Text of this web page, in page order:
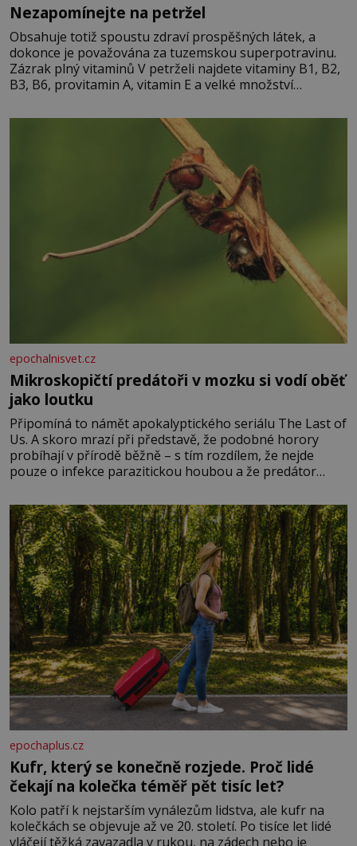
Nezapomínejte na petržel
Obsahuje totiž spoustu zdraví prospěšných látek, a
dokonce je považována za tuzemskou superpotravinu.
Zázrak plný vitaminů V petrželi najdete vitaminy B1, B2,
B3, B6, provitamin A, vitamin E a velké množství
pomeranč, v kořeni je také, ale je ho desetkrát méně), a
epochalnisvet.cz
Mikroskopičtí predátoři v mozku si vodí oběť
jako loutku
Připomíná to námět apokalyptického seriálu The Last of
Us. A skoro mrazí při představě, že podobné horory
probíhají v přírodě běžně – s tím rozdílem, že nejde
pouze o infekce parazitickou houbou a že predátor
živočichy, než je člověk. Najít skutečné zombie není nic
nemožného ani v naší přírodě.
epochaplus.cz
Kufr, který se konečně rozjede. Proč lidé
čekají na kolečka téměř pět tisíc let?
Kolo patří k nejstarším vynálezům lidstva, ale kufr na
kolečkách se objevuje až ve 20. století. Po tisíce let lidé
vláčejí těžká zavazadla v rukou, na zádech nebo je